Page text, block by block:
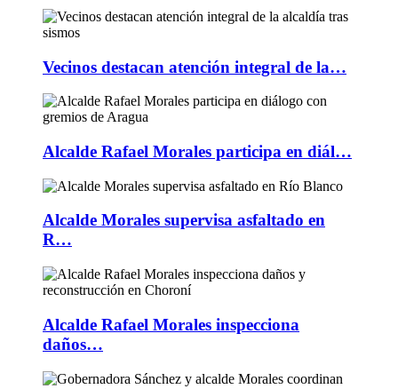
Vecinos destacan atención integral de la…
Alcalde Rafael Morales participa en diál…
Alcalde Morales supervisa asfaltado en
R…
Alcalde Rafael Morales inspecciona
daños…